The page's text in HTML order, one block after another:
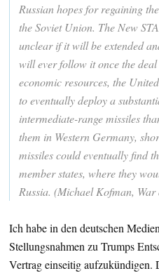
Russian hopes for regaining
the Soviet Union. The New
unclear if it will be extended
will ever follow it once the
economic resources, the
to eventually deploy a
intermediate-range missiles
them in Western Germany,
missiles could eventually find
member states, where they
Russia. (Michael Kofman, War
Ich habe in den deutschen
Stellungsnahmen zu Trumps
Vertrag einseitig aufzukündigen.